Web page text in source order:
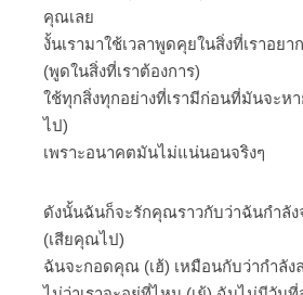
คุณเลย
งั้นเรามาใช้เวลาพูดคุยในสิ่งที่เราอยา
(พูดในสิ่งที่เราต้องการ)
ใช้ทุกสิ่งทุกอย่างที่เรามีก่อนที่มันจะห
ไป)
เพราะอนาคตมันไม่แน่นอนจริงๆ
ดังนั้นฉันก็จะรักคุณราวกับว่าฉันกำลั
(เสียคุณไป)
ฉันจะกอดคุณ (เฮ้) เหมือนกับว่ากำลัง